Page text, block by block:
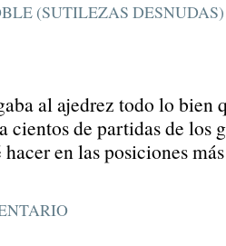
(SUTILEZAS DESNUDAS)
al ajedrez todo lo
cientos de partidas de los
en las posiciones